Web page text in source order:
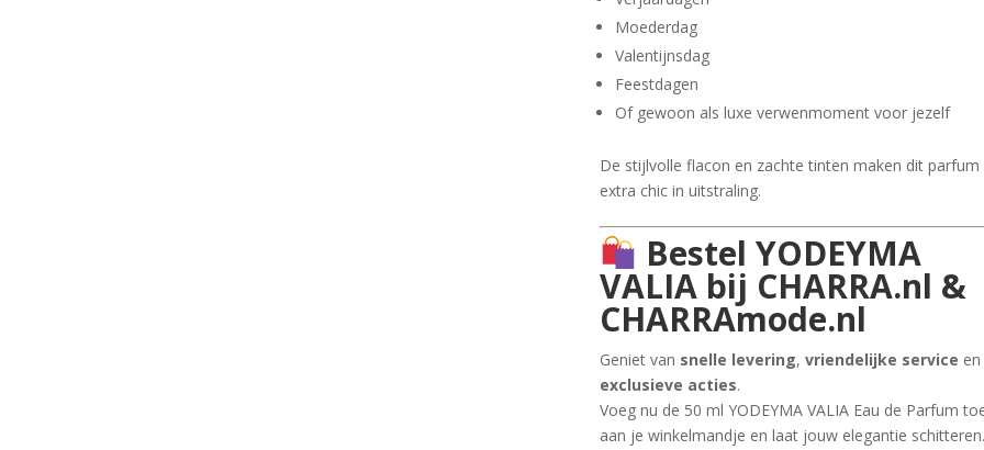
Moederdag
Valentijnsdag
Feestdagen
Of gewoon als luxe verwenmoment voor jezelf
De stijlvolle flacon en zachte tinten maken dit parfum
extra chic in uitstraling.
Bestel YODEYMA
VALIA bij CHARRA.nl &
CHARRAmode.nl
Geniet van snelle levering,vriendelijke service en
exclusieve acties.
Voeg nu de 50 ml YODEYMA VALIA Eau de Parfum
aan je winkelmandje en laat jouw elegantie